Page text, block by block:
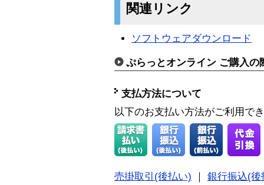
関連リンク
ソフトウェアダウンロード
ぷらっとオンライン ご購入の
支払方法について
以下のお支払い方法がご利用で
売掛取引(後払い)
銀行振込(後